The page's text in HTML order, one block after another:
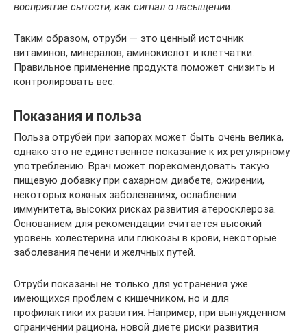
восприятие сытости, как сигнал о насыщении.
Таким образом, отруби — это ценный источник
витаминов, минералов, аминокислот и клетчатки.
Правильное применение продукта поможет снизить и
контролировать вес.
Показания и польза
Польза отрубей при запорах может быть очень велика,
однако это не единственное показание к их регулярному
употреблению. Врач может порекомендовать такую
пищевую добавку при сахарном диабете, ожирении,
некоторых кожных заболеваниях, ослаблении
иммунитета, высоких рисках развития атеросклероза.
Основанием для рекомендации считается высокий
уровень холестерина или глюкозы в крови, некоторые
заболевания печени и желчных путей.
Отруби показаны не только для устранения уже
имеющихся проблем с кишечником, но и для
профилактики их развития. Например, при вынужденном
ограничении рациона, новой диете риски развития